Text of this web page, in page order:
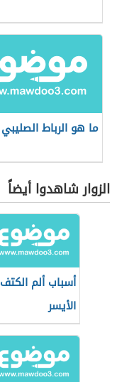
ما هو الرباط الصليبي
الزوار شاهدوا أيضاً
أسباب ألم الكتف
الأيسر